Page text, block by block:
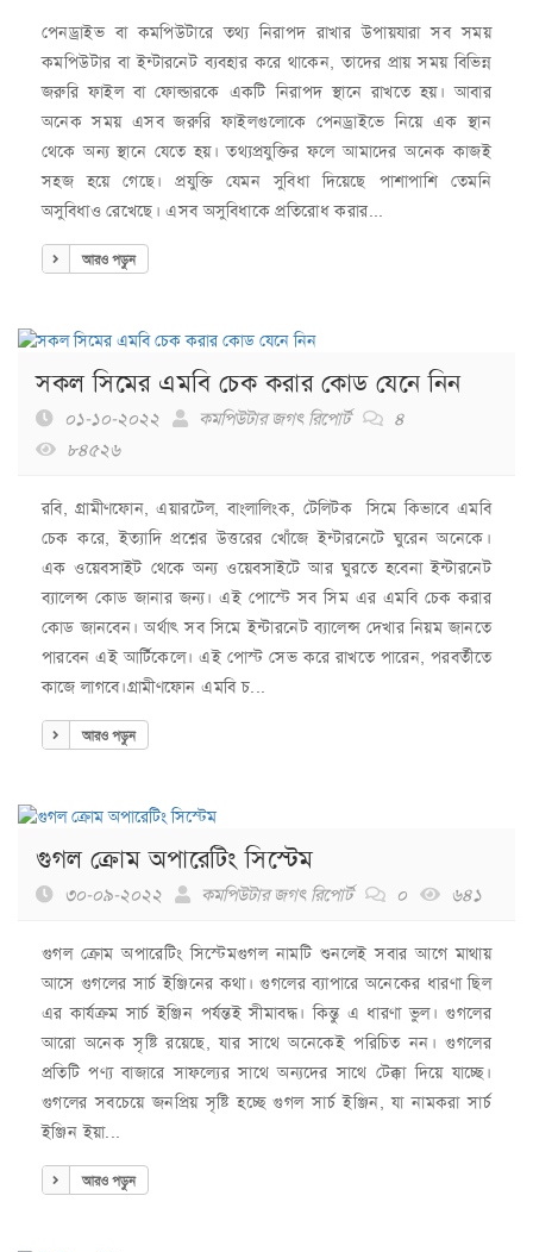
পেনড্রাইভ বা কমপিউটারে তথ্য নিরাপদ রাখার উপায়যারা সব সময়
কমপিউটার বা ইন্টারনেট ব্যবহার করে থাকেন, তাদের প্রায় সময় বিভিন্ন
জরুরি ফাইল বা ফোল্ডারকে একটি নিরাপদ স্থানে রাখতে হয়। আবার
অনেক সময় এসব জরুরি ফাইলগুলোকে পেনড্রাইভে নিয়ে এক স্থান
থেকে অন্য স্থানে যেতে হয়। তথ্যপ্রযুক্তির ফলে আমাদের অনেক কাজই
সহজ হয়ে গেছে। প্রযুক্তি যেমন সুবিধা দিয়েছে পাশাপাশি তেমনি
অসুবিধাও রেখেছে। এসব অসুবিধাকে প্রতিরোধ করার...
আরও পড়ুন
সকল সিমের এমবি চেক করার কোড যেনে নিন
০১-১০-২০২২ কমপিউটার জগৎ রিপোর্ট
৪
৮৪৫২৬
রবি, গ্রামীণফোন, এয়ারটেল, বাংলালিংক, টেলিটক সিমে কিভাবে এমবি
চেক করে, ইত্যাদি প্রশ্নের উত্তরের খোঁজে ইন্টারনেটে ঘুরেন অনেকে।
এক ওয়েবসাইট থেকে অন্য ওয়েবসাইটে আর ঘুরতে হবেনা ইন্টারনেট
ব্যালেন্স কোড জানার জন্য। এই পোস্টে সব সিম এর এমবি চেক করার
কোড জানবেন। অর্থাৎ সব সিমে ইন্টারনেট ব্যালেন্স দেখার নিয়ম জানতে
পারবেন এই আর্টিকেলে। এই পোস্ট সেভ করে রাখতে পারেন, পরবর্তীতে
কাজে লাগবে।গ্রামীণফোন এমবি চ...
আরও পড়ুন
গুগল ক্রোম অপারেটিং সিস্টেম
৩০-০৯-২০২২ কমপিউটার জগৎ রিপোর্ট ০ ৬৪১
গুগল ক্রোম অপারেটিং সিস্টেমগুগল নামটি শুনলেই সবার আগে মাথায়
আসে গুগলের সার্চ ইঞ্জিনের কথা। গুগলের ব্যাপারে অনেকের ধারণা ছিল
এর কার্যক্রম সার্চ ইঞ্জিন পর্যন্তই সীমাবদ্ধ। কিন্তু এ ধারণা ভুল। গুগলের
আরো অনেক সৃষ্টি রয়েছে, যার সাথে অনেকেই পরিচিত নন। গুগলের
প্রতিটি পণ্য বাজারে সাফল্যের সাথে অন্যদের সাথে টেক্কা দিয়ে যাচ্ছে।
গুগলের সবচেয়ে জনপ্রিয় সৃষ্টি হচ্ছে গুগল সার্চ ইঞ্জিন, যা নামকরা সার্চ
ইঞ্জিন ইয়া...
আরও পড়ুন